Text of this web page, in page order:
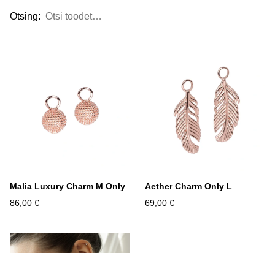
Otsing:
Malia Luxury Charm M Only
86,00 €
Aether Charm Only L
69,00 €